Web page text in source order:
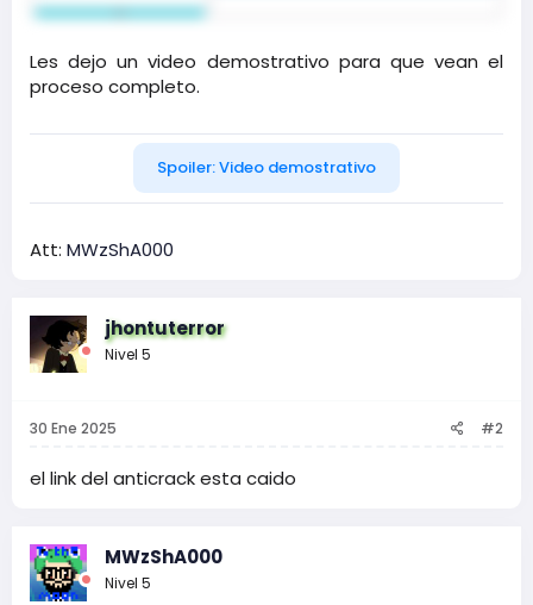
Les dejo un video demostrativo para que vean el
proceso completo.​
Spoiler:Video demostrativo
Att: MWzShA000
jhontuterror
Nivel 5
30 Ene 2025 #2
el link del anticrack esta caido
MWzShA000
Nivel 5